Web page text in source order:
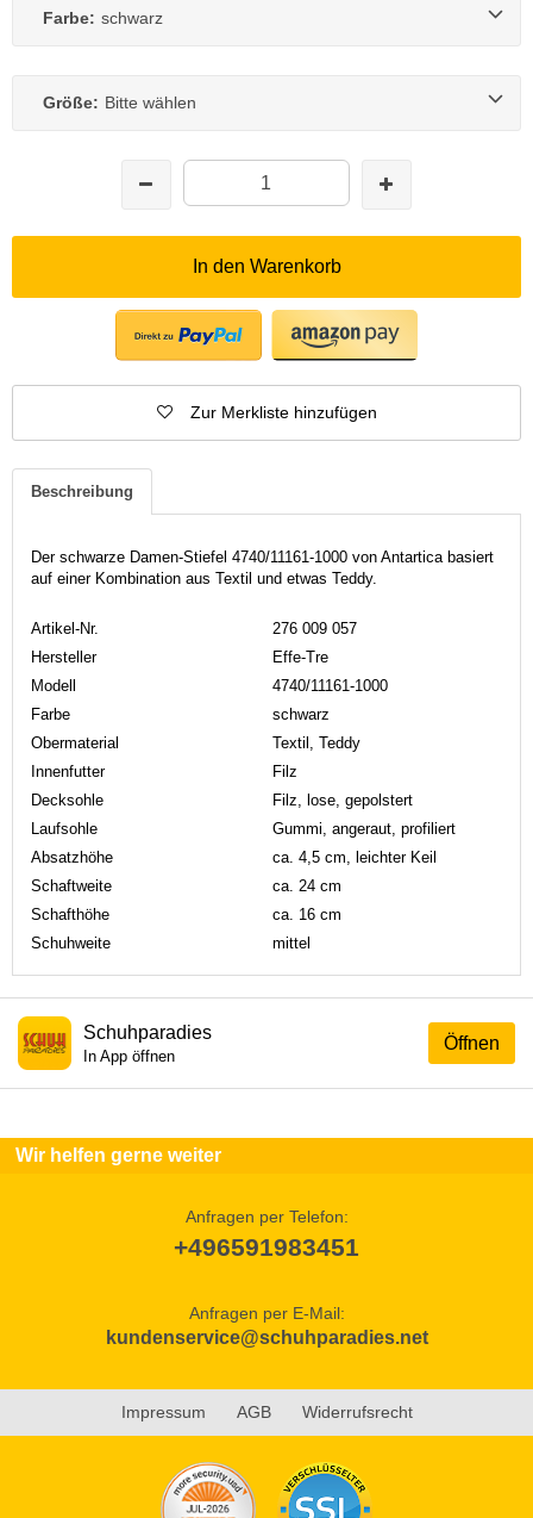
Farbe: schwarz
Größe: Bitte wählen
In den Warenkorb
Zur Merkliste hinzufügen
Beschreibung
Der schwarze Damen-Stiefel 4740/11161-1000 von Antartica basiert
auf einer Kombination aus Textil und etwas Teddy.
Artikel-Nr.
276 009 057
Hersteller
Effe-Tre
Modell
4740/11161-1000
Farbe
schwarz
Obermaterial
Textil, Teddy
Innenfutter
Filz
Decksohle
Filz, lose, gepolstert
Laufsohle
Gummi, angeraut, profiliert
Absatzhöhe
ca. 4,5 cm, leichter Keil
Schaftweite
ca. 24 cm
Schafthöhe
ca. 16 cm
Schuhweite
mittel
Öffnen
Schuhparadies
In App öffnen
Wir helfen gerne weiter
Anfragen per Telefon:
+496591983451
Anfragen per E-Mail:
kundenservice@schuhparadies.net
Impressum AGB Widerrufsrecht